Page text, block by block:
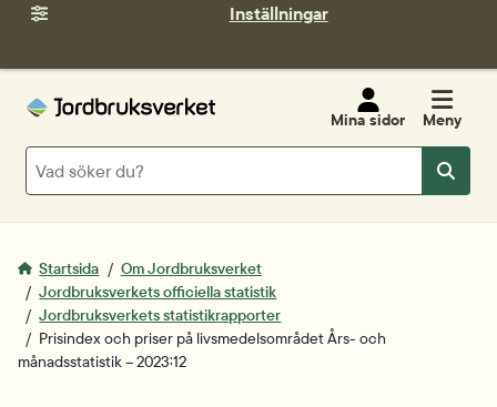
Inställningar
Mina sidor Meny
Sök
Sök
Startsida
Om Jordbruksverket
Jordbruksverkets officiella statistik
Jordbruksverkets statistikrapporter
Prisindex och priser på livsmedelsområdet Års- och
månadsstatistik – 2023:12